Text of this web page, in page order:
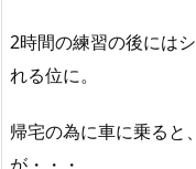
2時間の練習の後には
れる位に。
帰宅の為に車に乗ると